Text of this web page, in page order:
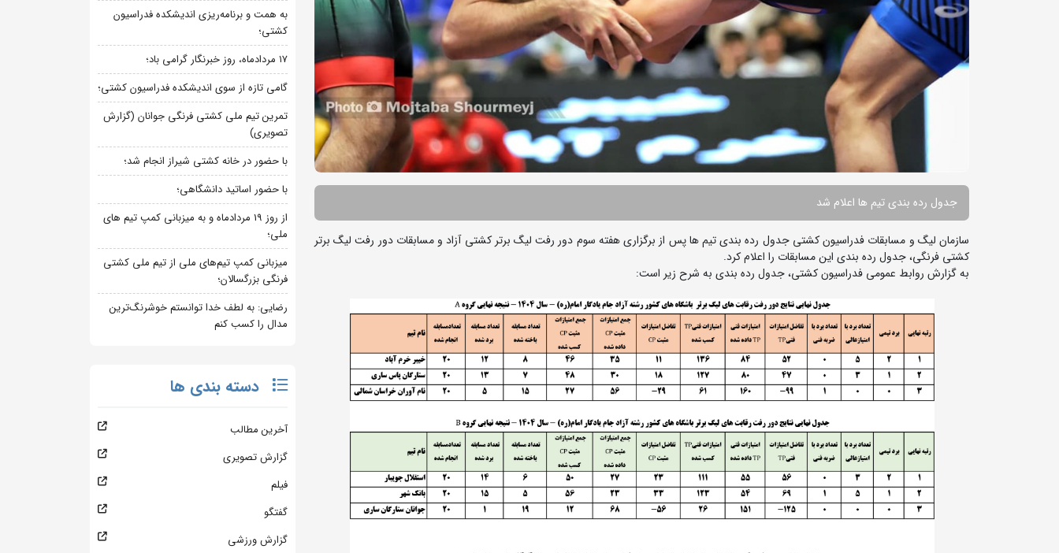
جدول رده بندی تیم ها اعلام شد
سازمان لیگ و مسابقات فدراسیون کشتی جدول رده بندی تیم ها پس از برگزاری هفته سوم دور رفت لیگ برتر کشتی آزاد و مسابقات دور رفت لیگ برتر
کشتی فرنگی، جدول رده بندی این مسابقات را اعلام کرد.
به گزارش روابط عمومی فدراسیون کشتی، جدول رده بندی به شرح زیر است:
به همت و برنامه‌ریزی اندیشکده فدراسیون
کشتی؛
۱۷ مردادماه، روز خبرنگار گرامی باد؛
گامی تازه از سوی اندیشکده فدراسیون کشتی؛
تمرین تیم ملی کشتی فرنگی جوانان (گزارش
تصویری)
با حضور در خانه کشتی شیراز انجام شد؛
با حضور اساتید دانشگاهی؛
از روز 19 مردادماه و به میزبانی کمپ تیم های
ملی؛
میزبانی کمپ تیم‌های ملی از تیم ملی کشتی
فرنگی بزرگسالان؛
رضایی: به لطف خدا توانستم خوشرنگ‌ترین
مدال را کسب کنم
دسته بندی ها
آخرین مطالب
گزارش تصویری
فیلم
گفتگو
گزارش ورزشی